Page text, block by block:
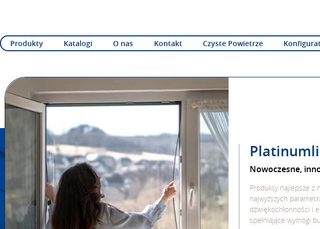
Produkty Katalogi O nas Kontakt Czyste Powietrze
Nowoczesne,
Produkty najlepsze z
najwyższych
dźwiękochłonności i
spełniające wymogi